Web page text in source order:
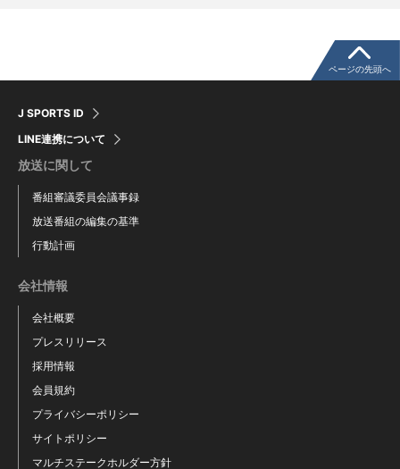
J SPORTS ID
LINE連携について
放送に関して
番組審議委員会議事録
放送番組の編集の基準
行動計画
会社情報
会社概要
プレスリリース
採用情報
会員規約
プライバシーポリシー
サイトポリシー
マルチステークホルダー方針
ページの先頭へ